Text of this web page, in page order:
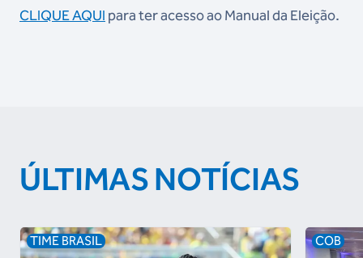
CLIQUE AQUI para ter acesso ao Manual da Eleição.
ÚLTIMAS NOTÍCIAS
TIME BRASIL COB